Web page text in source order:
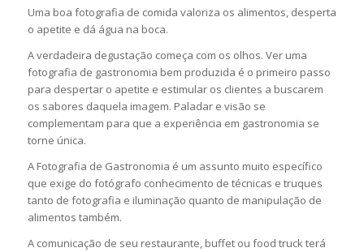
Uma boa fotografia de comida valoriza os alimentos, desperta
o apetite e dá água na boca.
A verdadeira degustação começa com os olhos. Ver uma
fotografia de gastronomia bem produzida é o primeiro passo
para despertar o apetite e estimular os clientes a buscarem
os sabores daquela imagem. Paladar e visão se
complementam para que a experiência em gastronomia se
torne única.
A Fotografia de Gastronomia é um assunto muito específico
que exige do fotógrafo conhecimento de técnicas e truques
tanto de fotografia e iluminação quanto de manipulação de
alimentos também.
A comunicação de seu restaurante, buffet ou food truck terá